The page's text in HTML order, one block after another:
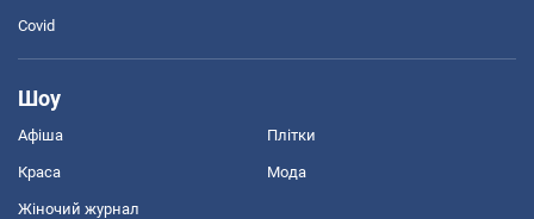
Covid
Шоу
Афіша Плітки
Краса Мода
Жіночий журнал